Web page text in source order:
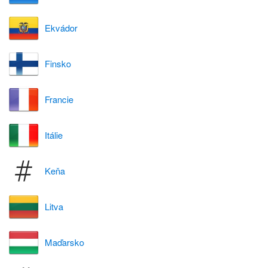
Ekvádor
Finsko
Francie
Itálie
Keňa
Litva
Maďarsko